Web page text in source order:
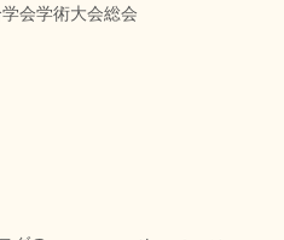
会学術大会総会